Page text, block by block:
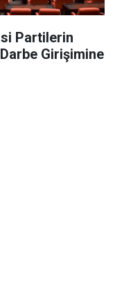
Partilerin
Girişimine